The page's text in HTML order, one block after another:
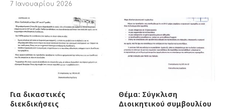
7 Ιανουαρίου 2026
Για δικαστικές
διεκδικήσεις
Θέμα: Σύγκλιση
Διοικητικού συμβουλίου